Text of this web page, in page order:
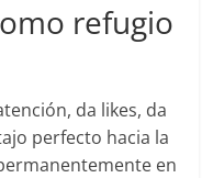
refugio
da likes, da
perfecto hacia la
en